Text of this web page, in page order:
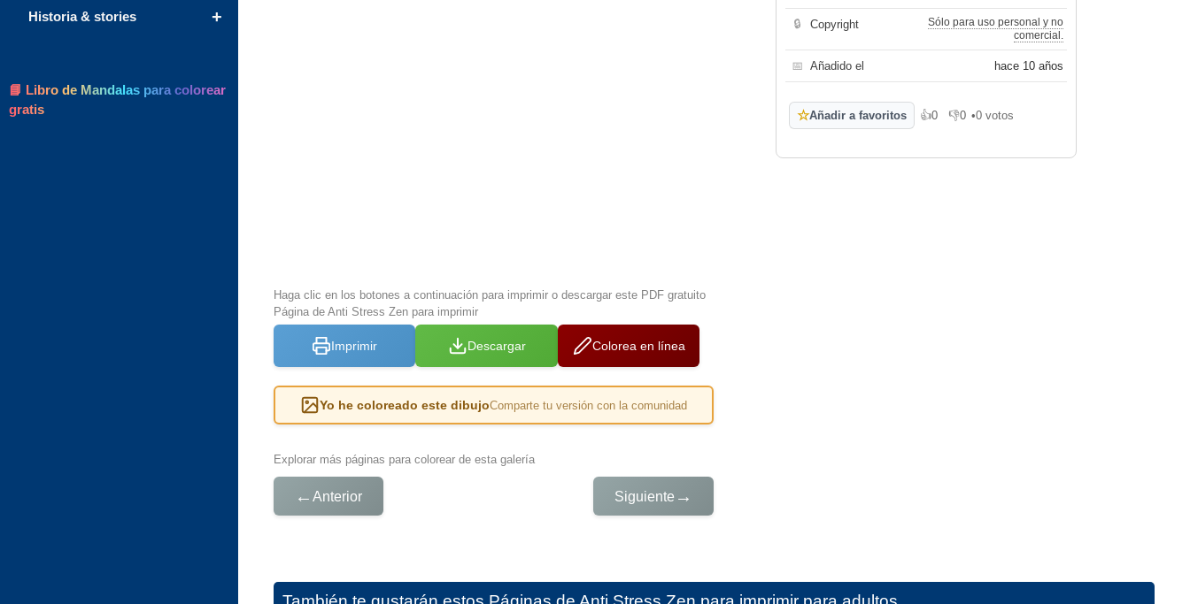
Haga clic en los botones a continuación para imprimir o descargar este PDF gratuito
Página de Anti Stress Zen para imprimir
Imprimir Descargar Colorea en línea
Yo he coloreado este dibujoComparte tu versión con la comunidad
Explorar más páginas para colorear de esta galería
← Anterior Siguiente →
🔒 Copyright
Sólo para uso personal y no
comercial.
📅 Añadido el hace 10 años
☆Añadir a favoritos 👍0
Me gusta
👎0
No me gusta
•0 votos
+
Historia & stories
📘 Libro de Mandalas para colorear
gratis